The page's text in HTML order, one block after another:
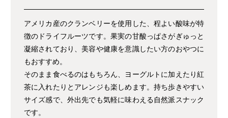
アメリカ産のクランベリーを使用した、程よい酸味が特
徴のドライフルーツです。果実の甘酸っぱさがぎゅっと
凝縮されており、美容や健康を意識したい方のおやつに
もおすすめ。
そのまま食べるのはもちろん、ヨーグルトに加えたり紅
茶に入れたりとアレンジも楽しめます。持ち歩きやすい
サイズ感で、外出先でも気軽に味わえる自然派スナック
です。